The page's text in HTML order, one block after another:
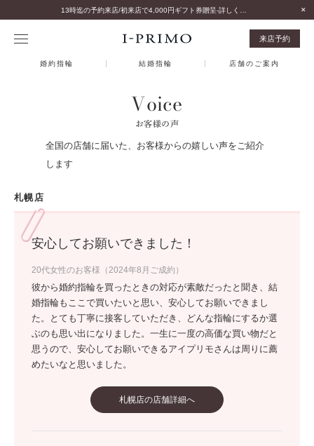
来店予約
婚約指輪 結婚指輪 店舗のご案内
Voice
お客様の声
全国の店舗に届いた、お客様からの嬉しい声をご紹介
します
札幌店
安心してお願いできました！
20代女性のお客様（2024年8月ご成約）
彼から婚約指輪を買ったときの対応が素敵だったと聞き、結
婚指輪もここで買いたいと思い、安心してお願いできまし
た。とても丁寧に接客していただき、どんな指輪にするか選
ぶのも思い出になりました。一生に一度の高価な買い物だと
思うので、安心してお願いできるアイプリモさんは周りに薦
めたいなと思いました。
札幌店の店舗詳細へ